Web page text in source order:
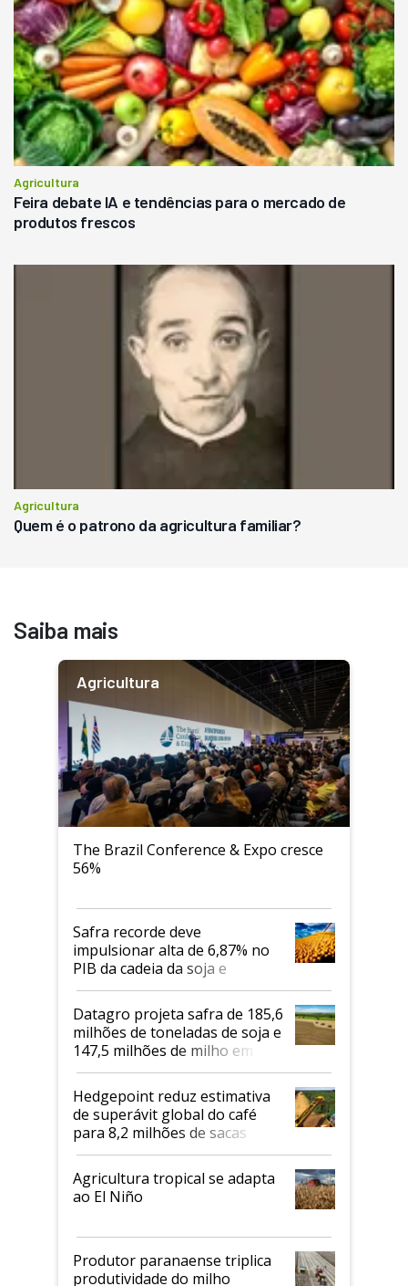
Agricultura
Feira debate IA e tendências para o mercado de
produtos frescos
Agricultura
Quem é o patrono da agricultura familiar?
Saiba mais
Agricultura
The Brazil Conference & Expo cresce
56%
Safra recorde deve
impulsionar alta de 6,87% no
PIB da cadeia da soja e
biodiesel em 2026
Datagro projeta safra de 185,6
milhões de toneladas de soja e
147,5 milhões de milho em
2026/27
Hedgepoint reduz estimativa
de superávit global do café
para 8,2 milhões de sacas
Agricultura tropical se adapta
ao El Niño
Produtor paranaense triplica
produtividade do milho